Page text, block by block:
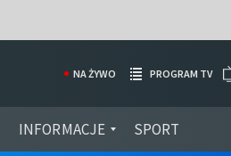
INFORMACJE SPORT
NA ŻYWO PROGRAM TV